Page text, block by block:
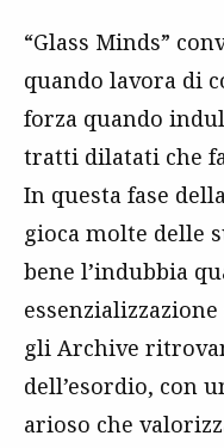
“Glass Minds”
quando lavora di
forza quando
tratti dilatati che
In questa fase
gioca molte delle
bene l’indubbia
gli Archive
dell’esordio, con
arioso che